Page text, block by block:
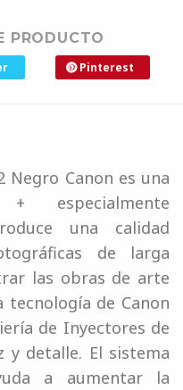
PRODUCTO
Pinterest
Negro Canon es una
especialmente
una calidad
de larga
las obras de arte
tecnología de Canon
de Inyectores de
detalle. El sistema
a aumentar la